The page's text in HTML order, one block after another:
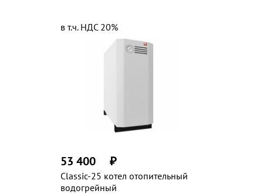
Classic-25 котел отопительный
водогрейный
53 400 ₽
в т.ч. НДС 20%